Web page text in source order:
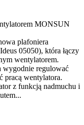
MONSUN
plafoniera
05050), która łączy
wentylatorem.
wygodnie regulować
pracą wentylatora.
z funkcją nadmuchu i